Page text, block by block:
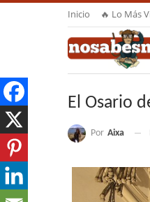
Inicio 🔥 Lo Más
El Osario
Por Aixa